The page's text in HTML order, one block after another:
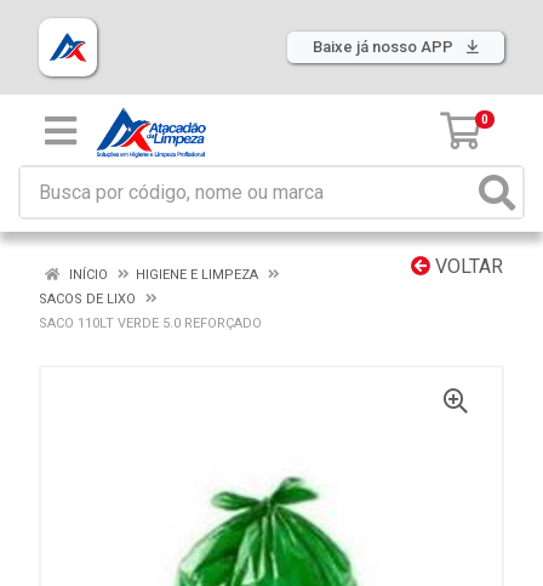
Baixe já nosso APP
0
VOLTAR
INÍCIO
HIGIENE E LIMPEZA
SACOS DE LIXO
SACO 110LT VERDE 5.0 REFORÇADO